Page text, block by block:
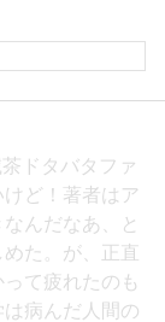
ドタバタファ
ど！著者はア
んだなあ、と
た。が、正直
て疲れたのも
病んだ人間の